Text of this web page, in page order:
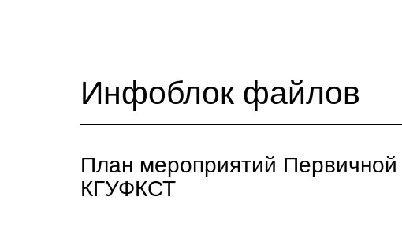
Инфоблок файлов
План мероприятий
КГУФКСТ